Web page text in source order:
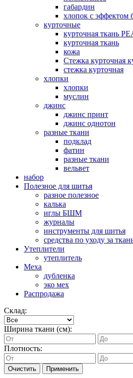
габардин
хлопок с эффектом
курточные
курточная ткань
курточная ткань
кожа
Стежка курточная
стежка курточная
хлопки
хлопки
муслин
джинс
джинс принт
джинс однотон
разные ткани
подклад
фатин
разные ткани
вельвет
набор
Полезное для шитья
разное полезное
калька
иглы БШМ
журналы
инструменты для шитья
средства по уходу за
Утеплители
утеплитель
Меха
дубленка
эко мех
Распродажа
Склад:
Ширина ткани (см):
Плотность:
Очистить Применить